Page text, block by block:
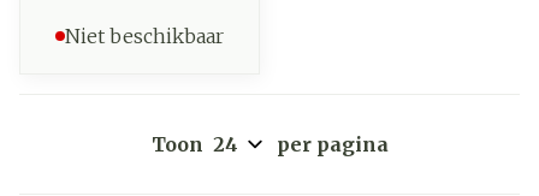
Niet beschikbaar
Toon per pagina